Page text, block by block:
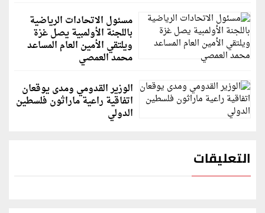
مسئول الاتحادات الرياضية
باللجنة الأولمبية يصل غزة
ويلتقي الأمين العام المساعد
محمد العمصي
الوزير القدومي ومدى يوقعان
اتفاقية راعية ماراثون فلسطين
الدولي
التعليقات